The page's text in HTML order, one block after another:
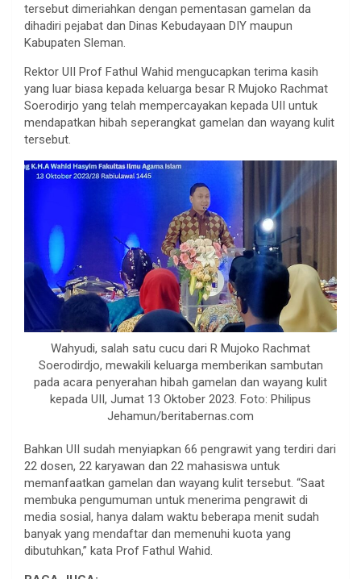
tersebut dimeriahkan dengan pementasan gamelan da
dihadiri pejabat dan Dinas Kebudayaan DIY maupun
Kabupaten Sleman.
Rektor UII Prof Fathul Wahid mengucapkan terima kasih
yang luar biasa kepada keluarga besar R Mujoko Rachmat
Soerodirjo yang telah mempercayakan kepada UII untuk
mendapatkan hibah seperangkat gamelan dan wayang kulit
tersebut.
Wahyudi, salah satu cucu dari R Mujoko Rachmat
Soerodirdjo, mewakili keluarga memberikan sambutan
pada acara penyerahan hibah gamelan dan wayang kulit
kepada UII, Jumat 13 Oktober 2023. Foto: Philipus
Jehamun/beritabernas.com
Bahkan UII sudah menyiapkan 66 pengrawit yang terdiri dari
22 dosen, 22 karyawan dan 22 mahasiswa untuk
memanfaatkan gamelan dan wayang kulit tersebut. “Saat
membuka pengumuman untuk menerima pengrawit di
media sosial, hanya dalam waktu beberapa menit sudah
banyak yang mendaftar dan memenuhi kuota yang
dibutuhkan,” kata Prof Fathul Wahid.